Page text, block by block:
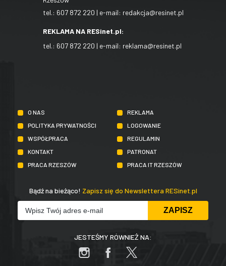
tel.: 607 872 220 | e-mail: redakcja@resinet.pl
REKLAMA NA RESinet.pl:
tel.: 607 872 220 | e-mail: reklama@resinet.pl
O NAS
REKLAMA
POLITYKA PRYWATNOŚCI
LOGOWANIE
WSPÓŁPRACA
REGULAMIN
KONTAKT
PATRONAT
PRACA RZESZÓW
PRACA IT RZESZÓW
Bądź na bieżąco! Zapisz się do Newslettera RESinet.pl
JESTEŚMY RÓWNIEŻ NA: